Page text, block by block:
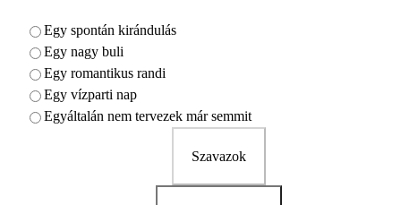
Egy spontán kirándulás
Egy nagy buli
Egy romantikus randi
Egy vízparti nap
Egyáltalán nem tervezek már semmit
Szavazok